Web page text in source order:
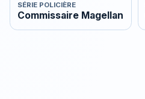
SÉRIE POLICIÈRE
Commissaire Magellan